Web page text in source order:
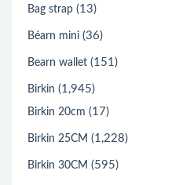
Bag strap (13)
Béarn mini (36)
Bearn wallet (151)
Birkin (1,945)
Birkin 20cm (17)
Birkin 25CM (1,228)
Birkin 30CM (595)